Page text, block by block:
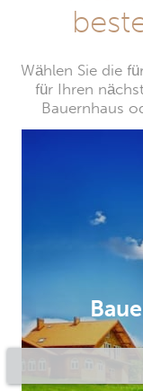
Wählen Sie die
für Ihren
Bauernhaus